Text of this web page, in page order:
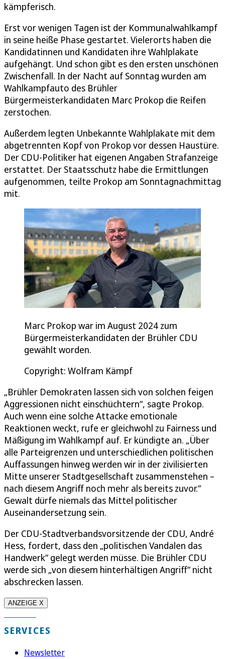
kämpferisch.
Erst vor wenigen Tagen ist der Kommunalwahlkampf
in seine heiße Phase gestartet. Vielerorts haben die
Kandidatinnen und Kandidaten ihre Wahlplakate
aufgehängt. Und schon gibt es den ersten unschönen
Zwischenfall. In der Nacht auf Sonntag wurden am
Wahlkampfauto des Brühler
Bürgermeisterkandidaten Marc Prokop die Reifen
zerstochen.
Außerdem legten Unbekannte Wahlplakate mit dem
abgetrennten Kopf von Prokop vor dessen Haustüre.
Der CDU-Politiker hat eigenen Angaben Strafanzeige
erstattet. Der Staatsschutz habe die Ermittlungen
aufgenommen, teilte Prokop am Sonntagnachmittag
mit.
Marc Prokop war im August 2024 zum
Bürgermeisterkandidaten der Brühler CDU
gewählt worden.
Copyright: Wolfram Kämpf
„Brühler Demokraten lassen sich von solchen feigen
Aggressionen nicht einschüchtern“, sagte Prokop.
Auch wenn eine solche Attacke emotionale
Reaktionen weckt, rufe er gleichwohl zu Fairness und
Mäßigung im Wahlkampf auf. Er kündigte an. „Über
alle Parteigrenzen und unterschiedlichen politischen
Auffassungen hinweg werden wir in der zivilisierten
Mitte unserer Stadtgesellschaft zusammenstehen –
nach diesem Angriff noch mehr als bereits zuvor.“
Gewalt dürfe niemals das Mittel politischer
Auseinandersetzung sein.
Der CDU-Stadtverbandsvorsitzende der CDU, André
Hess, fordert, dass den „politischen Vandalen das
Handwerk“ gelegt werden müsse. Die Brühler CDU
werde sich „von diesem hinterhältigen Angriff“ nicht
abschrecken lassen.
ANZEIGE X
SERVICES
Newsletter